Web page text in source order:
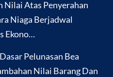
Nilai Atas Penyerahan
Niaga Berjadwal
Ekono…
Pelunasan Bea
Nilai Barang Dan